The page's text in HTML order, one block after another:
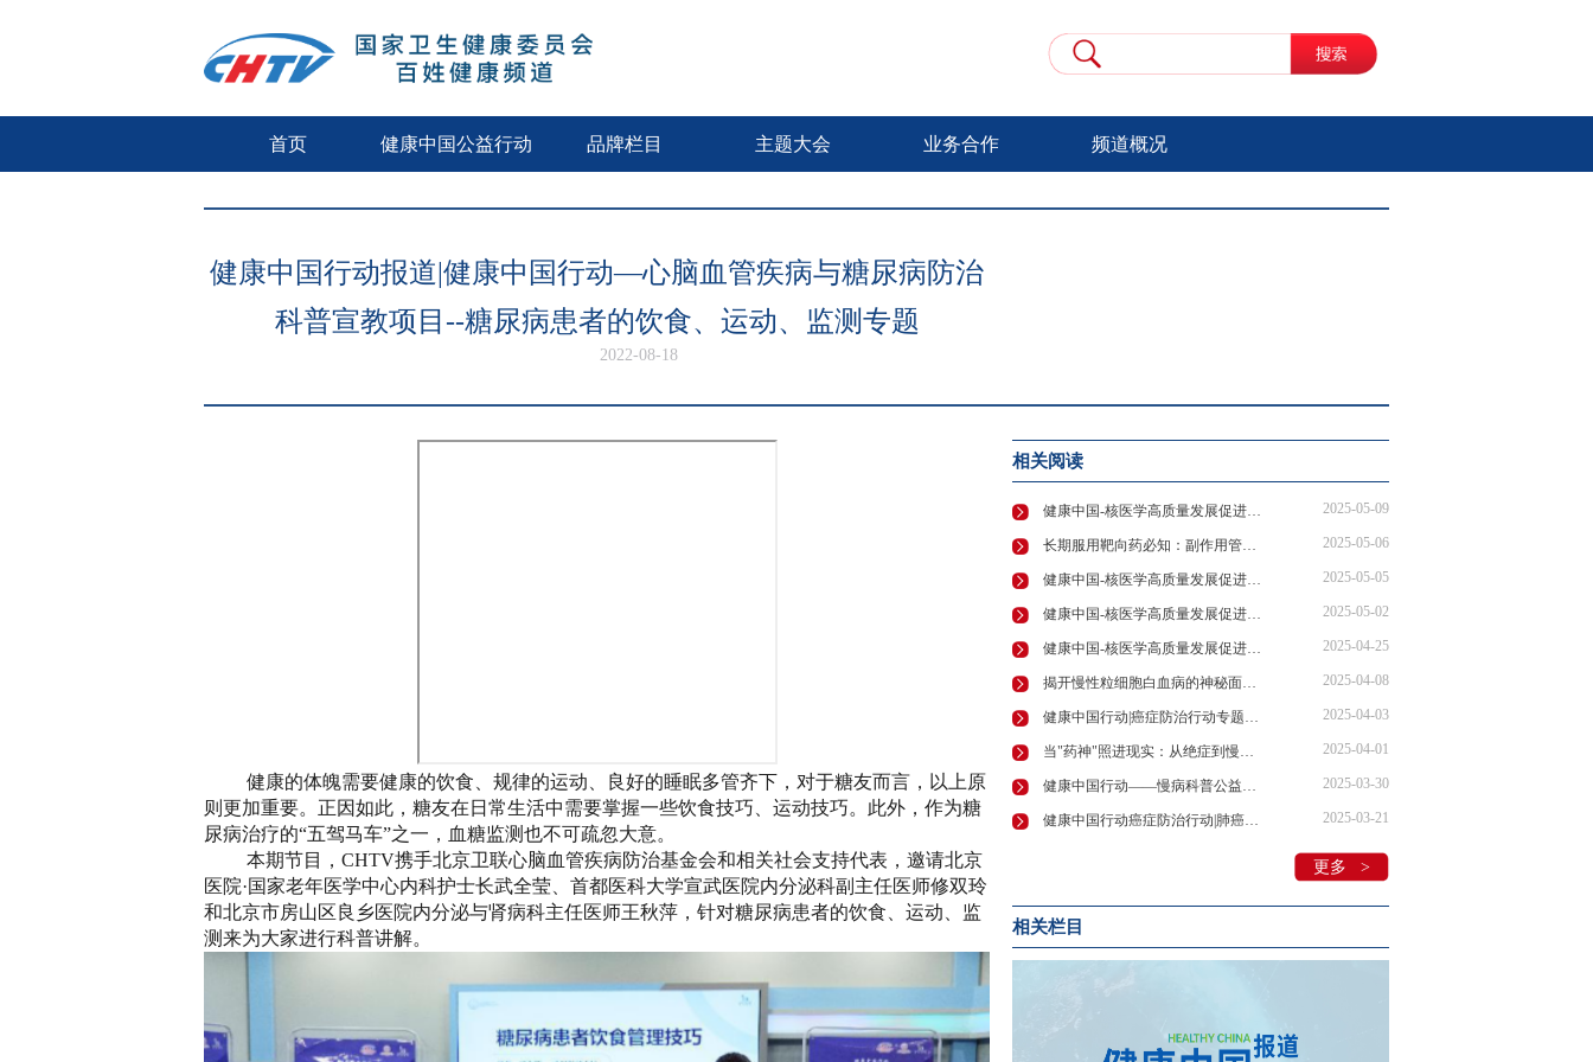
首页 健康中国公益行动 品牌栏目 主题大会 业务合作 频道概况
健康中国行动报道|健康中国行动—心脑血管疾病与糖尿病防治
科普宣教项目--糖尿病患者的饮食、运动、监测专题
2022-08-18
健康的体魄需要健康的饮食、规律的运动、良好的睡眠多管齐下，对于糖友而言，以上原
则更加重要。正因如此，糖友在日常生活中需要掌握一些饮食技巧、运动技巧。此外，作为糖
尿病治疗的“五驾马车”之一，血糖监测也不可疏忽大意。
本期节目，CHTV携手北京卫联心脑血管疾病防治基金会和相关社会支持代表，邀请北京
医院·国家老年医学中心内科护士长武全莹、首都医科大学宣武医院内分泌科副主任医师修双玲
和北京市房山区良乡医院内分泌与肾病科主任医师王秋萍，针对糖尿病患者的饮食、运动、监
测来为大家进行科普讲解。
相关阅读
健康中国-核医学高质量发展促进行动 | 核医学赋能肿瘤诊疗，守护患者健康防线 2025-05-09
长期服用靶向药必知：副作用管理、生育难题全解析 2025-05-06
健康中国-核医学高质量发展促进行动 | 核医学创新技术领航肿瘤诊疗新未来 2025-05-05
健康中国-核医学高质量发展促进行动 | 核医学技术领航精准诊疗，助力健康中国建设 2025-05-02
健康中国-核医学高质量发展促进行动 | 叶荷瑞：核医学发展共筑基石核安全多元主体协同治理 2025-04-25
揭开慢性粒细胞白血病的神秘面纱：专家全面解析诊疗要点 2025-04-08
健康中国行动|癌症防治行动专题系列宣传活动—慢性粒细胞性白血病的防治药访谈节目在京录制 2025-04-03
当"药神"照进现实：从绝症到慢性病，我们离希望还有多远？ 2025-04-01
健康中国行动——慢病科普公益活动“维”爱守护“D”造健康在京举行！ 2025-03-30
健康中国行动癌症防治行动|肺癌治疗中的药物副作用管理 2025-03-21
更多 >
相关栏目